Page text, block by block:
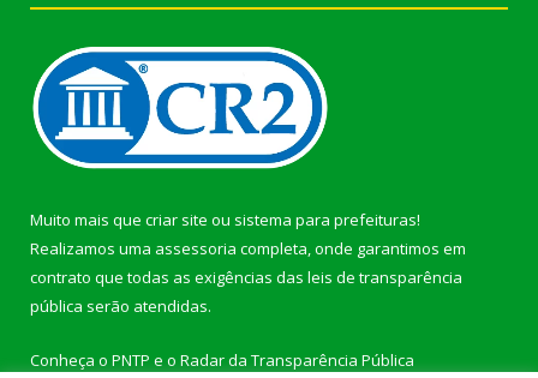
Muito mais que criar site ou sistema para prefeituras!
Realizamos uma assessoria completa, onde garantimos em
contrato que todas as exigências das leis de transparência
pública serão atendidas.
Conheça o PNTP e o Radar da Transparência Pública